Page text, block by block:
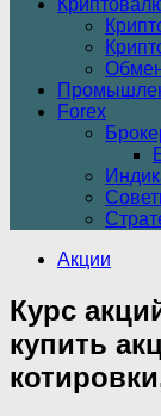
Forex
Акции
Курс
купить